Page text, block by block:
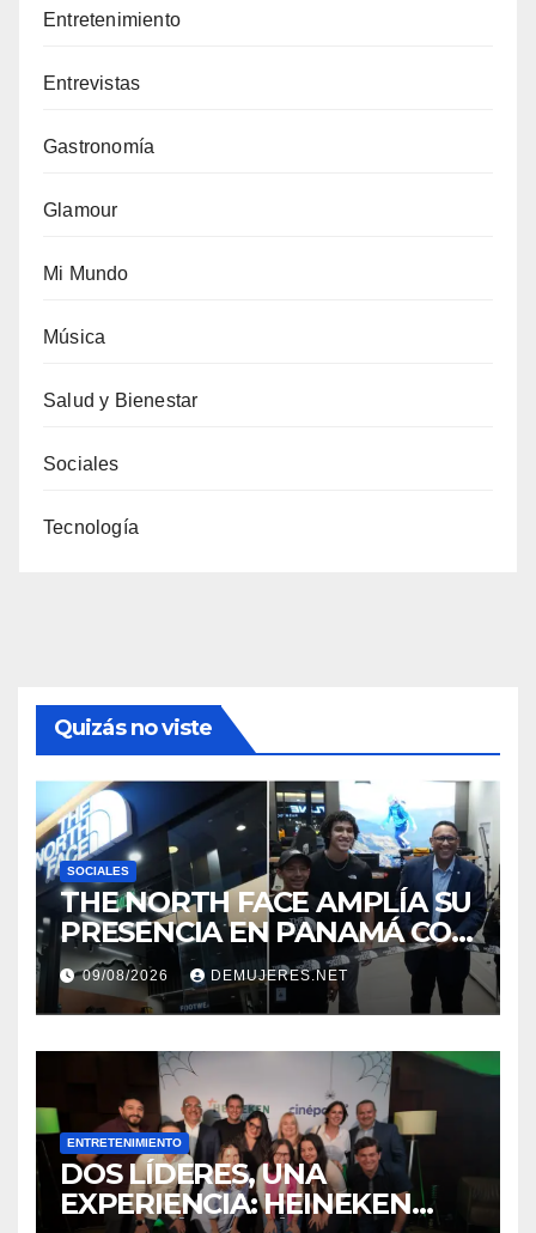
Entretenimiento
Entrevistas
Gastronomía
Glamour
Mi Mundo
Música
Salud y Bienestar
Sociales
Tecnología
Quizás no viste
SOCIALES
THE NORTH FACE AMPLÍA SU
PRESENCIA EN PANAMÁ CON
LA APERTURA DE SU NUEVA
TIENDA EN MULTIPLAZA
PACIFIC
09/08/2026 DEMUJERES.NET
ENTRETENIMIENTO
DOS LÍDERES, UNA
EXPERIENCIA: HEINEKEN